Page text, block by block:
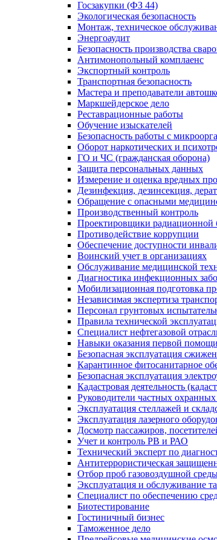
Госзакупки (ФЗ 44)
Экологическая безопасность
Монтаж, техническое
Энергоаудит
Безопасность производства
Антимонопольный комплаенс
Экспортный контроль
Транспортная безопасность
Мастера и преподаватели
Маркшейдерское дело
Реставрационные работы
Обучение изыскателей
Безопасность работы с
Оборот наркотических и
ГО и ЧС (гражданская оборона)
Защита персональных данных
Измерение и оценка вредных
Дезинфекция, дезинсекция,
Обращение с опасными
Производственный контроль
Проектировщики радиационной
Противодействие коррупции
Обеспечение доступности
Воинский учет в организациях
Обслуживание медицинской
Диагностика инфекционных
Мобилизационная подготовка
Независимая экспертиза
Персонал грунтовых
Правила технической
Специалист нефтегазовой
Навыки оказания первой
Безопасная эксплуатация
Карантинное фитосанитарное
Безопасная эксплуатация
Кадастровая деятельность
Руководители частных
Эксплуатация стеллажей и
Эксплуатация лазерного
Досмотр пассажиров,
Учет и контроль РВ и РАО
Технический эксперт по
Антитеррористическая
Отбор проб газовоздушной
Эксплуатация и обслуживание
Специалист по обеспечению
Биотестирование
Гостиничный бизнес
Таможенное дело